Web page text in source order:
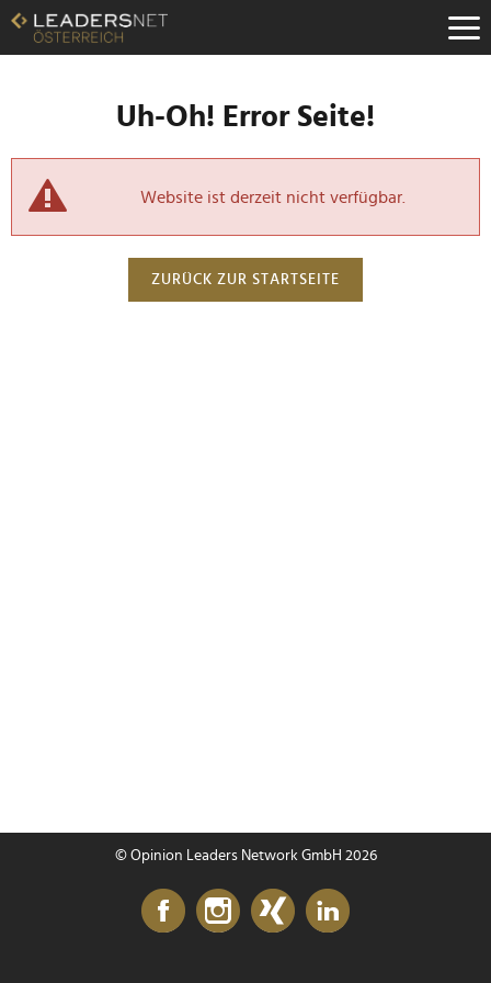
Uh-Oh! Error Seite!
Website ist derzeit nicht verfügbar.
ZURÜCK ZUR STARTSEITE
© Opinion Leaders Network GmbH 2026